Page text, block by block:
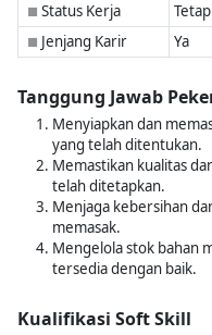
■ Status Kerja Tetap
■ Jenjang Karir Ya
Tanggung Jawab
Menyiapkan dan
yang telah ditentukan.
Memastikan kualitas
telah ditetapkan.
Menjaga kebersihan
memasak.
Mengelola stok bahan
tersedia dengan baik.
Kualifikasi Soft Skill